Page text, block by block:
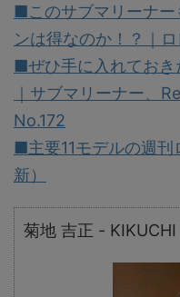
■このサブマリーナー
ンは得なのか！？｜
■ぜひ手に入れておき
｜サブマリーナー、
No.172
■主要11モデルの週
新）
菊地 吉正 -